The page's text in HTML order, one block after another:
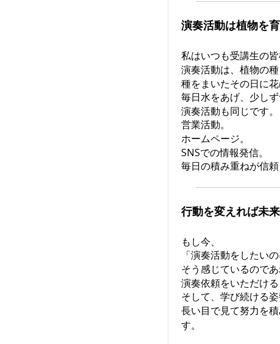
演奏活動は植物を
私はいつも受講生の
演奏活動は、植物の
種をまいたその日に花
毎日水をあげ、少し
演奏活動も同じです。
営業活動。
ホームページ。
SNSでの情報発信。
毎日の積み重ねが信
行動を変えれば未
もし今、
「演奏活動をしたい
そう感じているので
演奏依頼をいただけ
そして、学び続ける姿
長い目で見て努力を
す。